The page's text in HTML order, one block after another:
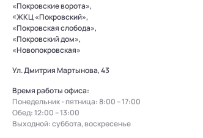
«Покровские ворота»,
«ЖКЦ «Покровский»,
«Покровская слобода»,
«Покровский дом»,
«Новопокровская»
Ул. Дмитрия Мартынова, 43
Время работы офиса:
Понедельник - пятница: 8:00 – 17:00
Обед: 12:00 – 13:00
Выходной: суббота, воскресенье